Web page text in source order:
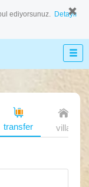
ediyorsunuz. Detaylı
transfer villa